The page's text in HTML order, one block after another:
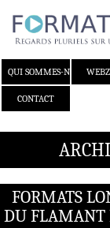
QUI SOMMES-NOUS ?
CONTACT
FORMATS
DU FLAMANT